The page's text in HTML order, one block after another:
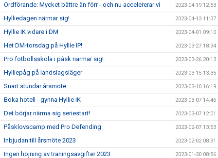
Ordförande: Mycket bättre än förr - och nu accelererar vi 2023-04-19 12:53
Hylliedagen närmar sig! 2023-04-13 11:37
Hyllie IK vidare i DM 2023-04-01 09:10
Het DM-torsdag på Hyllie IP! 2023-03-27 18:34
Pro fotbollsskola i påsk närmar sig! 2023-03-26 20:13
Hylliepåg på landslagsläger 2023-03-15 13:35
Snart stundar årsmöte 2023-03-10 16:19
Boka hotell - gynna Hyllie IK 2023-03-07 14:46
Det börjar närma sig seriestart! 2023-03-07 12:01
Påsklovscamp med Pro Defending 2023-02-07 13:53
Inbjudan till årsmöte 2023 2023-02-02 08:31
Ingen höjning av träningsavgifter 2023 2023-01-30 08:56